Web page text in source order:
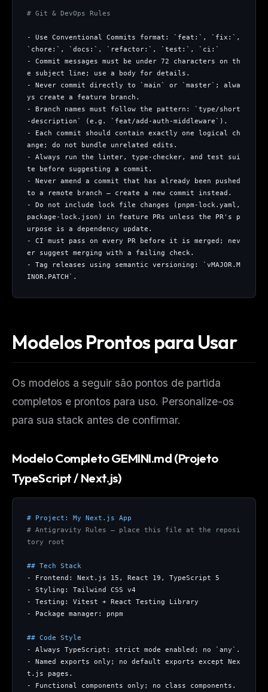
# Git & DevOps Rules
- Use Conventional Commits format: `feat:`, `fix:`,
`chore:`, `docs:`, `refactor:`, `test:`, `ci:`
- Commit messages must be under 72 characters on th
e subject line; use a body for details.
- Never commit directly to `main` or `master`; alwa
ys create a feature branch.
- Branch names must follow the pattern: `type/short
-description` (e.g. `feat/add-auth-middleware`).
- Each commit should contain exactly one logical ch
ange; do not bundle unrelated edits.
- Always run the linter, type-checker, and test sui
te before suggesting a commit.
- Never amend a commit that has already been pushed
to a remote branch — create a new commit instead.
- Do not include lock file changes (pnpm-lock.yaml,
package-lock.json) in feature PRs unless the PR's p
urpose is a dependency update.
- CI must pass on every PR before it is merged; nev
er suggest merging with a failing check.
- Tag releases using semantic versioning: `vMAJOR.M
INOR.PATCH`.
Modelos Prontos para Usar
Os modelos a seguir são pontos de partida
completos e prontos para uso. Personalize-os
para sua stack antes de confirmar.
Modelo Completo GEMINI.md (Projeto
TypeScript / Next.js)
# Project: My Next.js App
# Antigravity Rules — place this file at the reposi
tory root
## Tech Stack
- Frontend: Next.js 15, React 19, TypeScript 5
- Styling: Tailwind CSS v4
- Testing: Vitest + React Testing Library
- Package manager: pnpm
## Code Style
- Always TypeScript; strict mode enabled; no `any`.
- Named exports only; no default exports except Nex
t.js pages.
- Functional components only; no class components.